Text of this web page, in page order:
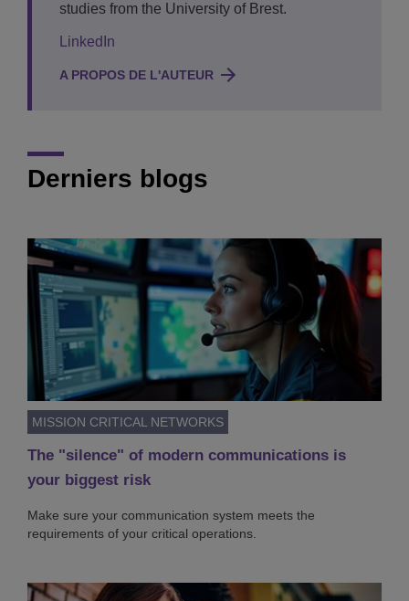
studies from the University of Brest.
LinkedIn
A PROPOS DE L'AUTEUR
Derniers blogs
MISSION CRITICAL NETWORKS
The "silence" of modern communications is
your biggest risk
Make sure your communication system meets the
requirements of your critical operations.